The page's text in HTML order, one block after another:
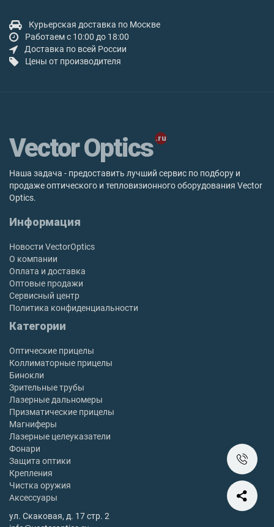
Курьерская доставка по Москве
Работаем с 10:00 до 18:00
Доставка по всей России
Цены от производителя
Vector Optics
Наша задача - предоставить лучший сервис по подбору и
продаже оптического и тепловизионного оборудования Vector
Optics.
Информация
Новости VectorOptics
О компании
Оплата и доставка
Оптовые продажи
Сервисный центр
Политика конфиденциальности
Категории
Оптические прицелы
Коллиматорные прицелы
Бинокли
Зрительные трубы
Лазерные дальномеры
Призматические прицелы
Магниферы
Лазерные целеуказатели
Фонари
Защита оптики
Крепления
Чистка оружия
Аксессуары
ул. Скаковая, д. 17 стр. 2